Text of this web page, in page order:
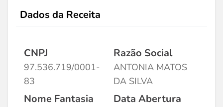
Dados da Receita
CNPJ
97.536.719/0001-
83
Razão Social
ANTONIA MATOS
DA SILVA
Nome Fantasia Data Abertura